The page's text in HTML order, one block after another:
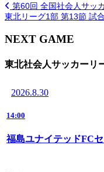
第60回 全国社会人サッ
東北リーグ1部 第13節 試
NEXT GAME
東北社会人サッカーリ
2026.8.30
14:00
福島ユナイテッドFC